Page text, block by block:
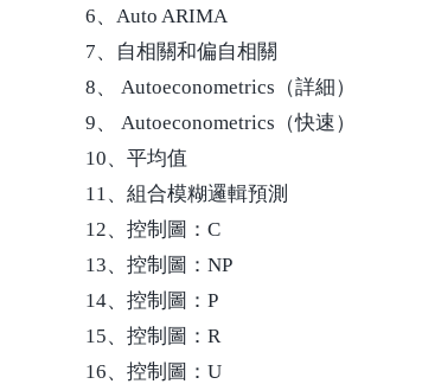
6、Auto ARIMA
7、自相關和偏自相關
8、 Autoeconometrics（詳細）
9、 Autoeconometrics（快速）
10、平均值
11、組合模糊邏輯預測
12、控制圖：C
13、控制圖：NP
14、控制圖：P
15、控制圖：R
16、控制圖：U